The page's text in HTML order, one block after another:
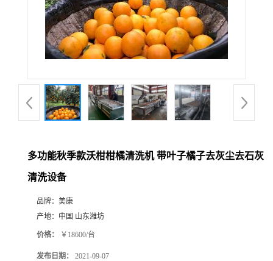
多功能秋季款沃柑柑橘清洗机 带叶子橘子去灰尘去石灰
清洗设备
品牌： 美康
产地： 中国 山东潍坊
价格： ￥18600/台
发布日期： 2021-09-07